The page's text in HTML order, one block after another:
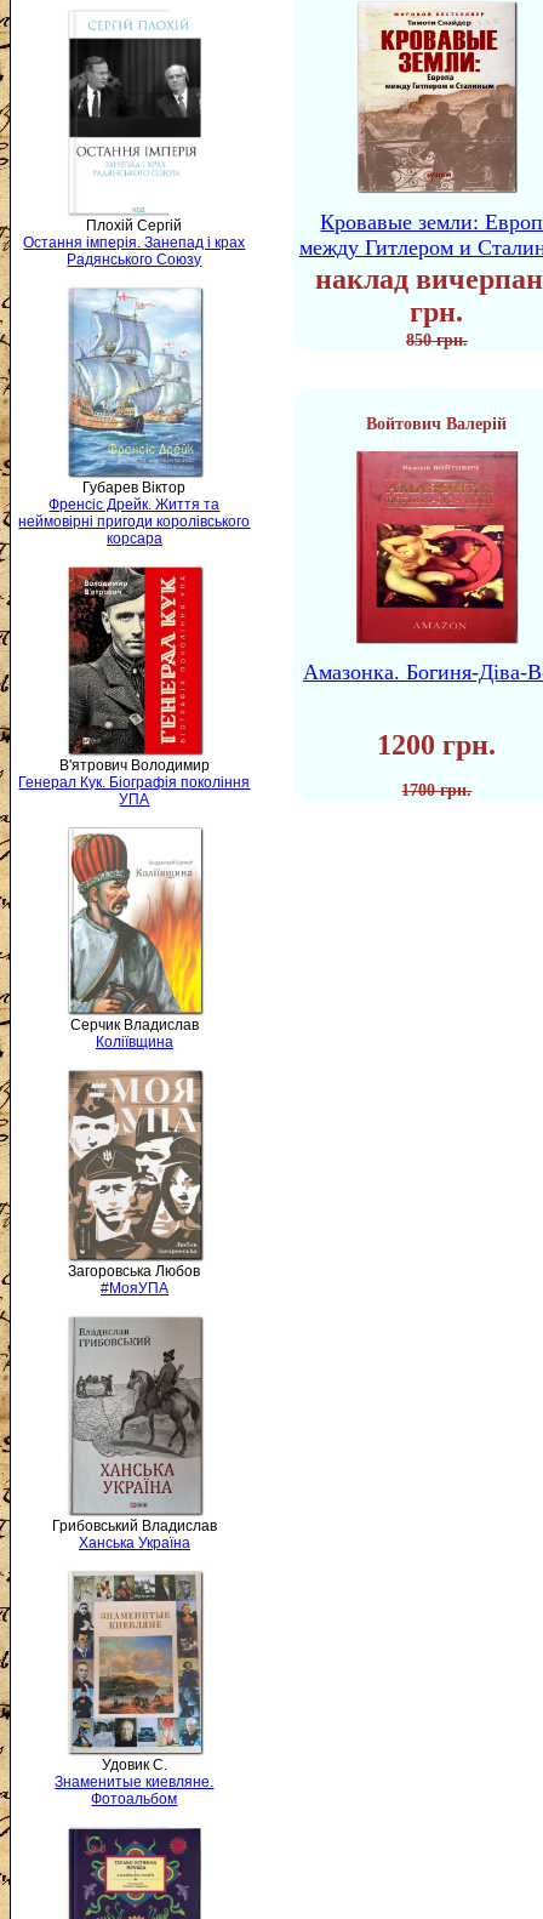
Плохій Сергій
Остання імперія. Занепад і крах
Радянського Союзу
Губарев Віктор
Френсіс Дрейк. Життя та
неймовірні пригоди королівського
корсара
В'ятрович Володимир
Генерал Кук. Біографія покоління
УПА
Серчик Владислав
Коліївщина
Загоровська Любов
#МояУПА
Грибовський Владислав
Ханська Україна
Удовик С.
Знаменитые киевляне.
Фотоальбом
Кровавые земли:
между Гитлером и
наклад
грн.
850 грн.
Войтович Валерій
Амазонка. Богиня-Діва-
1200 грн.
1700 грн.